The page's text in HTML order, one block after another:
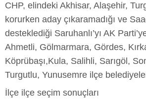
CHP, elindeki Akhisar, Alaşehir,
korurken aday çıkaramadığı ve
desteklediği Saruhanlı’yı AK
Ahmetli, Gölmarmara, Gördes,
Köprübaşı,Kula, Salihli, Sarıgöl,
Turgutlu, Yunusemre ilçe
İlçe ilçe seçim sonuçları